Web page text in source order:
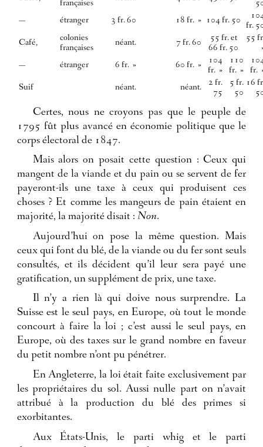
françaises
—
étranger 3 fr. 60 18 fr. » 104 fr. 50
fr.
Café,
colonies
françaises
néant. 7 fr. 60
55 fr. et
66 fr. 50
55
—
étranger 6 fr. » 60 fr. »
104
fr. »
110
fr. »
fr.
Suif
néant. néant.
2 fr.
75
5 fr.
50
16
Certes, nous ne croyons pas que le peuple de
1795 fût plus avancé en économie politique que le
corps électoral de 1847.
Mais alors on posait cette question : Ceux qui
mangent de la viande et du pain ou se servent de fer
payeront-ils une taxe à ceux qui produisent ces
choses ? Et comme les mangeurs de pain étaient en
majorité, la majorité disait : Non.
Aujourd’hui on pose la même question. Mais
ceux qui font du blé, de la viande ou du fer sont seuls
consultés, et ils décident qu’il leur sera payé une
gratification, un supplément de prix, une taxe.
Il n’y a rien là qui doive nous surprendre. La
Suisse est le seul pays, en Europe, où tout le monde
concourt à faire la loi ; c’est aussi le seul pays, en
Europe, où des taxes sur le grand nombre en faveur
du petit nombre n’ont pu pénétrer.
En Angleterre, la loi était faite exclusivement par
les propriétaires du sol. Aussi nulle part on n’avait
attribué à la production du blé des primes si
exorbitantes.
Aux États-Unis, le parti whig et le parti